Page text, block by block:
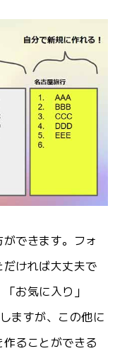
できます。フォ
ければ大丈夫で
お気に入り」
ますが、この他に
ることができる